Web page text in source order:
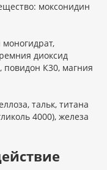
моксонидин
диоксид
повидон К30, магния
тальк, титана
4000), железа